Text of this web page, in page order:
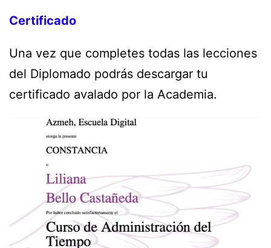
Certificado
Una vez que completes todas las lecciones
del Diplomado podrás descargar tu
certificado avalado por la Academia.